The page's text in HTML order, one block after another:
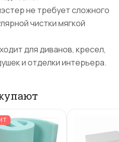
не требует сложного
чистки мягкой
для диванов, кресел,
и отделки интерьера.